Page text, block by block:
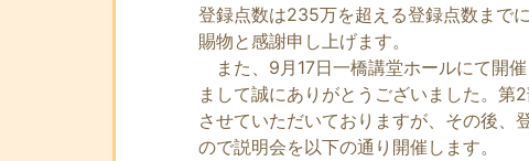
登録点数は235万を超える登録点数まで
賜物と感謝申し上げます。
また、9月17日一橋講堂ホールにて開
まして誠にありがとうございました。第
させていただいておりますが、その後、
ので説明会を以下の通り開催します。